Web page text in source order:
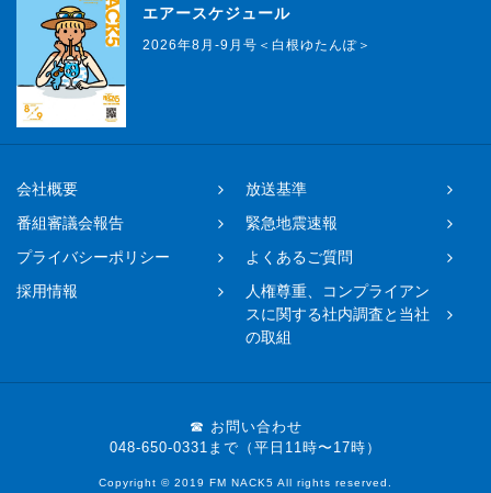
エアースケジュール
2026年8月-9月号＜白根ゆたんぽ＞
会社概要
放送基準
番組審議会報告
緊急地震速報
プライバシーポリシー
よくあるご質問
採用情報
人権尊重、コンプライアン
スに関する社内調査と当社
の取組
☎ お問い合わせ
048-650-0331まで（平日11時〜17時）
Copyright © 2019 FM NACK5 All rights reserved.